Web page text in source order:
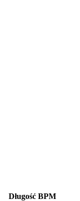
Długość BPM